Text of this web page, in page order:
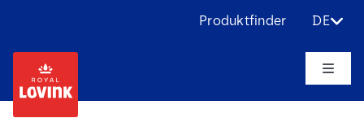
content
Produktfinder DE
Toggle